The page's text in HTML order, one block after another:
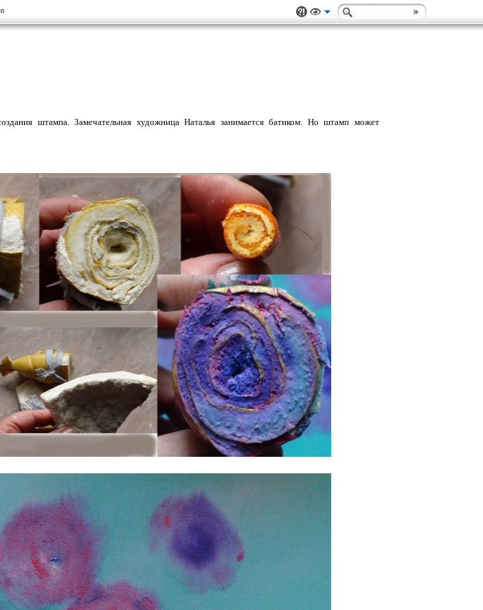
штампа. Замечательная художница Наталья занимается батиком. Но штамп может